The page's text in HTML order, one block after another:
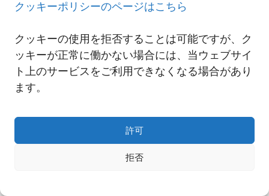
クッキーポリシーのページはこちら
クッキーの使用を拒否することは可能ですが、ク
ッキーが正常に働かない場合には、当ウェブサイ
ト上のサービスをご利用できなくなる場合があり
ます。
許可
拒否
Copyright© NNR GLOBAL LOGISTICS A Div.of Nishi-Nippon Railroad Co.,Ltd.